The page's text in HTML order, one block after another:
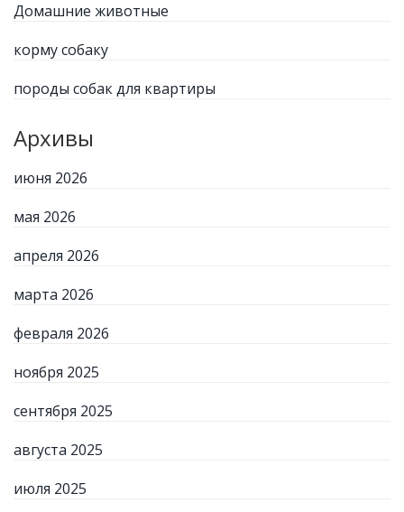
Домашние животные
корму собаку
породы собак для квартиры
Архивы
июня 2026
мая 2026
апреля 2026
марта 2026
февраля 2026
ноября 2025
сентября 2025
августа 2025
июля 2025